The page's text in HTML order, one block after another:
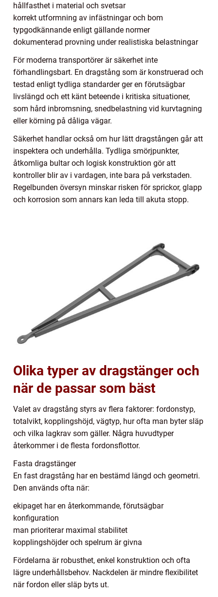
hållfasthet i material och svetsar
korrekt utformning av infästningar och bom
typgodkännande enligt gällande normer
dokumenterad provning under realistiska belastningar
För moderna transportörer är säkerhet inte
förhandlingsbart. En dragstång som är konstruerad och
testad enligt tydliga standarder ger en förutsägbar
livslängd och ett känt beteende i kritiska situationer,
som hård inbromsning, snedbelastning vid kurvtagning
eller körning på dåliga vägar.
Säkerhet handlar också om hur lätt dragstången går att
inspektera och underhålla. Tydliga smörjpunkter,
åtkomliga bultar och logisk konstruktion gör att
kontroller blir av i vardagen, inte bara på verkstaden.
Regelbunden översyn minskar risken för sprickor, glapp
och korrosion som annars kan leda till akuta stopp.
Olika typer av dragstänger och
när de passar som bäst
Valet av dragstång styrs av flera faktorer: fordonstyp,
totalvikt, kopplingshöjd, vägtyp, hur ofta man byter släp
och vilka lagkrav som gäller. Några huvudtyper
återkommer i de flesta fordonsflottor.
Fasta dragstänger
En fast dragstång har en bestämd längd och geometri.
Den används ofta när:
ekipaget har en återkommande, förutsägbar
konfiguration
man prioriterar maximal stabilitet
kopplingshöjder och spelrum är givna
Fördelarna är robusthet, enkel konstruktion och ofta
lägre underhållsbehov. Nackdelen är mindre flexibilitet
när fordon eller släp byts ut.